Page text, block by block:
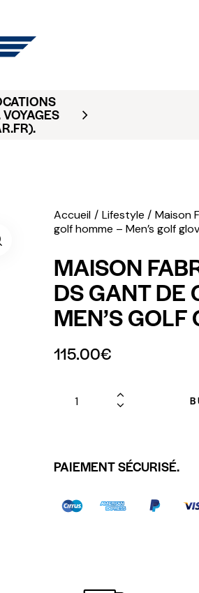
Accueil Lifestyle
Maison
golf homme – Men’s golf
MAISON
DS GANT DE
MEN’S GOLF
115.00€
PAIEMENT SÉCURISÉ.